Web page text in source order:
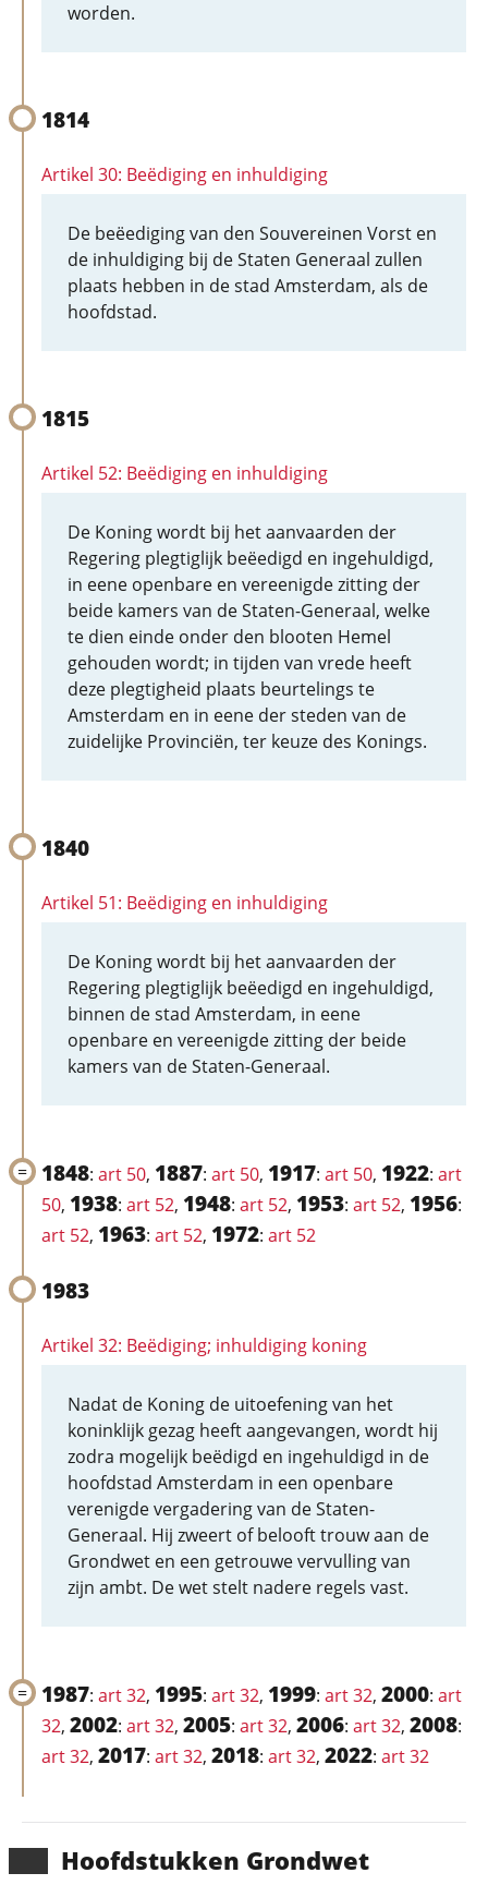
Hoofd­stukken Grondwet
worden.
1814
Artikel 30: Beëdiging en inhuldiging
De beëediging van den Souvereinen Vorst en
de inhuldiging bij de Staten Generaal zullen
plaats hebben in de stad Amsterdam, als de
hoofdstad.
1815
Artikel 52: Beëdiging en inhuldiging
De Koning wordt bij het aanvaarden der
Regering plegtiglijk beëedigd en ingehuldigd,
in eene openbare en vereenigde zitting der
beide kamers van de Staten-Generaal, welke
te dien einde onder den blooten Hemel
gehouden wordt; in tijden van vrede heeft
deze plegtigheid plaats beurtelings te
Amsterdam en in eene der steden van de
zuidelijke Provinciën, ter keuze des Konings.
1840
Artikel 51: Beëdiging en inhuldiging
De Koning wordt bij het aanvaarden der
Regering plegtiglijk beëedigd en ingehuldigd,
binnen de stad Amsterdam, in eene
openbare en vereenigde zitting der beide
kamers van de Staten-Generaal.
1848: art 50, 1887: art 50, 1917: art 50, 1922: art
50, 1938: art 52, 1948: art 52, 1953: art 52, 1956:
art 52, 1963: art 52, 1972: art 52
1983
Artikel 32: Beëdiging; inhuldiging koning
Nadat de Koning de uitoefening van het
koninklijk gezag heeft aangevangen, wordt hij
zodra mogelijk beëdigd en ingehuldigd in de
hoofdstad Amsterdam in een openbare
verenigde vergadering van de Staten-
Generaal. Hij zweert of belooft trouw aan de
Grondwet en een getrouwe vervulling van
zijn ambt. De wet stelt nadere regels vast.
1987: art 32, 1995: art 32, 1999: art 32, 2000: art
32, 2002: art 32, 2005: art 32, 2006: art 32, 2008:
art 32, 2017: art 32, 2018: art 32, 2022: art 32